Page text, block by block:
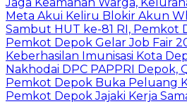
Meta Akui Keliru Blokir Akun
Sambut HUT ke-81 RI,
Pemkot Depok Gelar Job Fair
Keberhasilan Imunisasi Kota
Nakhodai DPC PAPPRI
Pemkot Depok Buka Peluang
Pemkot Depok Jajaki Kerja